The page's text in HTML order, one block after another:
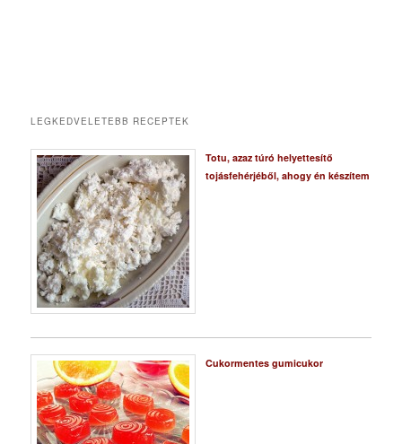
LEGKEDVELETEBB RECEPTEK
Totu, azaz túró helyettesítő
tojásfehérjéből, ahogy én készítem
Cukormentes gumicukor